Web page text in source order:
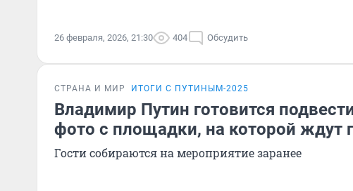
26 февраля, 2026, 21:30 404 Обсудить
СТРАНА И МИР ИТОГИ С ПУТИНЫМ-2025
Владимир Путин готовится
фото с площадки, на которой ждут
Гости собираются на мероприятие заранее